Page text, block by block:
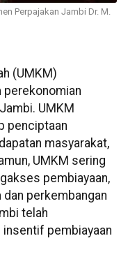
Perpajakan Jambi Dr. M.
(UMKM)
perekonomian
UMKM
penciptaan
masyarakat,
UMKM sering
pembiayaan,
perkembangan
telah
pembiayaan